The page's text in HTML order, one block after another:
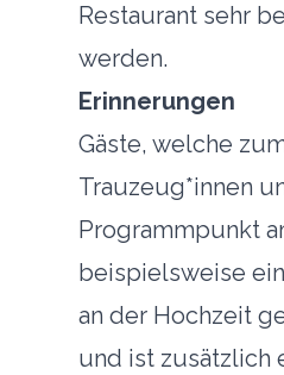
Restaurant sehr
werden.
Erinnerungen
Gäste, welche
Trauzeug*innen
Programmpunkt
beispielsweise
an der Hochzeit
und ist zusätzlich